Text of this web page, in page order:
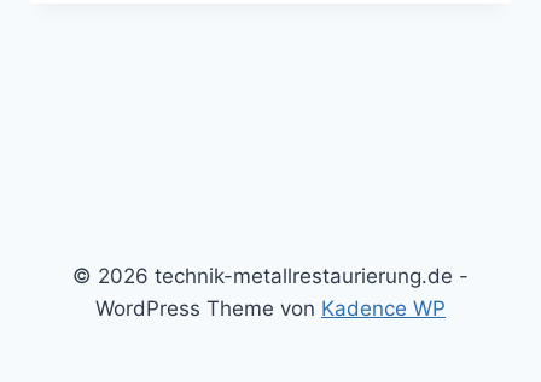
© 2026 technik-metallrestaurierung.de -
WordPress Theme von Kadence WP